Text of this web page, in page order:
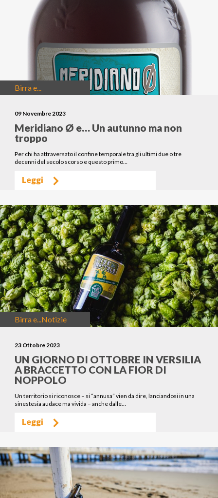
Birra e...
09 Novembre 2023
Meridiano Ø e… Un autunno ma non
troppo
Per chi ha attraversato il confine temporale tra gli ultimi due o tre
decenni del secolo scorso e questo primo…
Leggi
Birra e...Notizie
23 Ottobre 2023
UN GIORNO DI OTTOBRE IN VERSILIA
A BRACCETTO CON LA FIOR DI
NOPPOLO
Un territorio si riconosce – si “annusa” vien da dire, lanciandosi in una
sinestesia audace ma vivida – anche dalle…
Leggi